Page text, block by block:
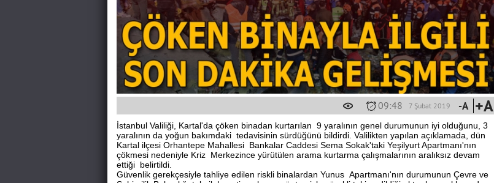
7 Şubat 2019
09:48 -A +A
İstanbul Valiliği, Kartal'da çöken binadan kurtarılan 9 yaralının genel durumunun iyi olduğunu, 3
yaralının da yoğun bakımdaki tedavisinin sürdüğünü bildirdi. Valilikten yapılan açıklamada, dün
Kartal ilçesi Orhantepe Mahallesi Bankalar Caddesi Sema Sokak'taki Yeşilyurt Apartmanı'nın
çökmesi nedeniyle Kriz Merkezince yürütülen arama kurtarma çalışmalarının aralıksız devam
ettiği belirtildi.
Güvenlik gerekçesiyle tahliye edilen riskli binalardan Yunus Apartmanı'nın durumunun Çevre ve